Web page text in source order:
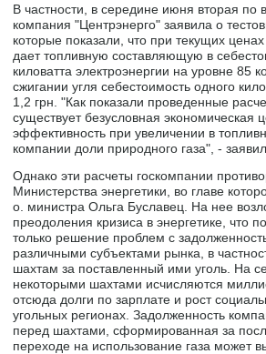
В частности, в середине июня вторая по
компания "Центрэнерго" заявила о
которые показали, что при текущих
дает топливную составляющую в
киловатта электроэнергии на уровне 85
сжигании угля себестоимость одного
1,2 грн. "Как показали проведенные
существует безусловная экономическая
эффективность при увеличении в
компании доли природного газа", -
Однако эти расчеты госкомпании
Министерства энергетики, во главе
о. министра Ольга Буславец. На нее
преодоления кризиса в энергетике, что
только решение проблем с
различными субъектами рынка, в
шахтам за поставленный ими уголь. На
некоторыми шахтами исчисляются
отсюда долги по зарплате и рост
угольных регионах. Задолженность
перед шахтами, сформированная за
переходе на использование газа может